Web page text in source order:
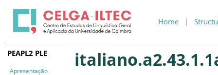
Home |
PEAPL2 PLE
Apresentação